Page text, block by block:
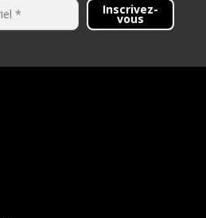
Inscrivez-
vous